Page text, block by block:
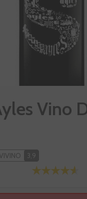
Vino
VIVINO 3,9